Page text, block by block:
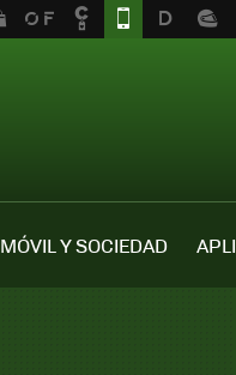
MÓVIL Y SOCIEDAD